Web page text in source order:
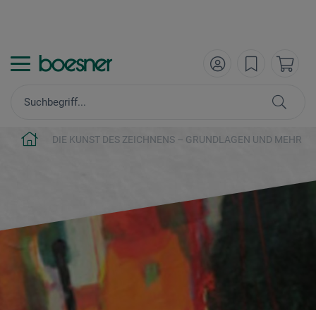
DIE KUNST DES ZEICHNENS – GRUNDLAGEN UND MEHR